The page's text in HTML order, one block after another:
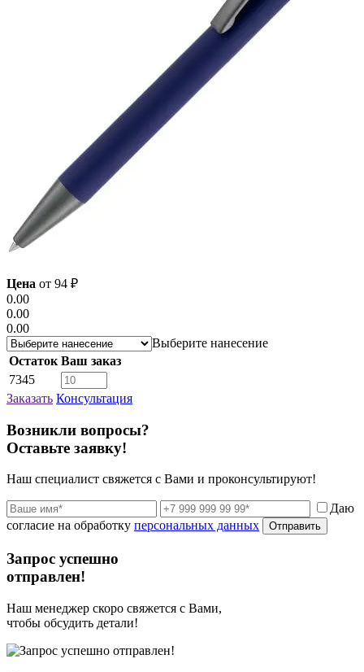
Цена от 94 ₽
0.00
0.00
0.00
Выберите нанесение
Остаток Ваш заказ
7345
Заказать Консультация
Возникли вопросы?
Оставьте заявку!
Наш специалист свяжется с Вами и проконсультируют!
Даю
согласие на обработку персональных данных Отправить
Запрос успешно
отправлен!
Наш менеджер скоро свяжется с Вами,
чтобы обсудить детали!